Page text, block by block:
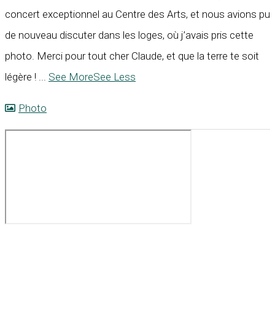
concert exceptionnel au Centre des Arts, et nous avions pu
de nouveau discuter dans les loges, où j’avais pris cette
photo. Merci pour tout cher Claude, et que la terre te soit
légère !
See MoreSee Less
Photo